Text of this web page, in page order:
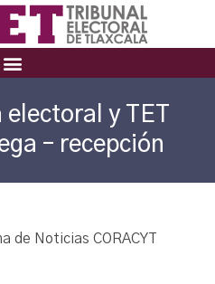
y TET
– recepción
de Noticias CORACYT